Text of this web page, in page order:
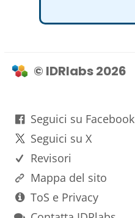
© IDRlabs 2026
Seguici su Facebook
Seguici su X
Revisori
Mappa del sito
ToS e Privacy